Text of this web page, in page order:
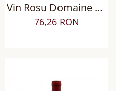
Vin Rosu Domaine de
Nizas Le Clos AOP
Languedoc
76,26 RON